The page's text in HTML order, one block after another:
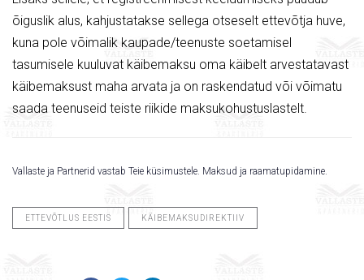
õiguslik alus, kahjustatakse sellega otseselt ettevõtja huve,
kuna pole võimalik kaupade/teenuste soetamisel
tasumisele kuuluvat käibemaksu oma käibelt arvestatavast
käibemaksust maha arvata ja on raskendatud või võimatu
saada teenuseid teiste riikide maksukohustuslastelt.
Vallaste ja Partnerid vastab Teie küsimustele. Maksud ja raamatupidamine.
ETTEVÕTLUS EESTIS KÄIBEMAKSUDIREKTIIV